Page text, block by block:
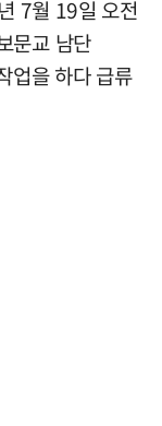
7월 19일 오전
문교 남단
업을 하다 급류